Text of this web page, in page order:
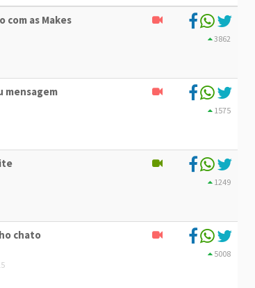
com as Makes
3862
mensagem
1575
1249
chato
5008